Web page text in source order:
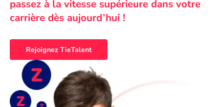
passez à la vitesse supérieure dans votre
carrière dès aujourd’hui !
Rejoignez TieTalent